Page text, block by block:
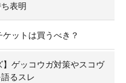
表明
ケットは買うべき？
】ゲッコウガ対策やスコヴ
るスレ